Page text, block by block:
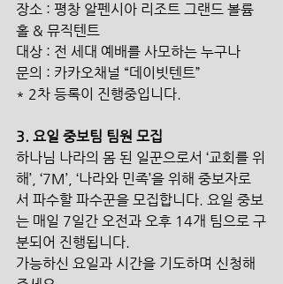
장소 : 평창 알펜시아 리조트 그랜드 볼륨
홀 & 뮤직텐트
대상 : 전 세대 예배를 사모하는 누구나
문의 : 카카오채널 “데이빗텐트”
* 2차 등록이 진행중입니다.
3. 요일 중보팀 팀원 모집
하나님 나라의 몸 된 일꾼으로서 ‘교회를 위
해’, ‘7M’, ‘나라와 민족’을 위해 중보자로
서 파수할 파수꾼을 모집합니다. 요일 중보
는 매일 7일간 오전과 오후 14개 팀으로 구
분되어 진행됩니다.
가능하신 요일과 시간을 기도하며 신청해